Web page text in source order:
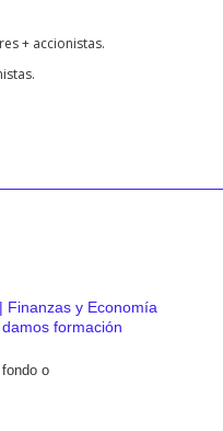
+ accionistas.
Finanzas y Economía
formación
o